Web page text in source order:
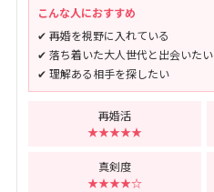
こんな人におすすめ
✔ 再婚を視野に入れている
✔ 落ち着いた大人世代と出会いたい
✔ 理解ある相手を探したい
再婚活
★★★★★
真剣度
★★★★☆